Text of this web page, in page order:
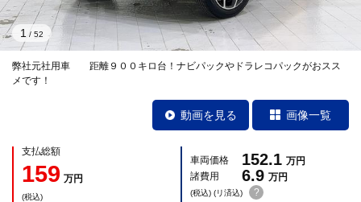
弊社元社用車 距離９００キロ台！ナビパックやドラレコパックがおスス
メです！
1 / 52
動画を見る 画像一覧
支払総額
159 万円
(税込)
車両価格 152.1 万円
諸費用
6.9 万円
(税込) (リ済込) ?